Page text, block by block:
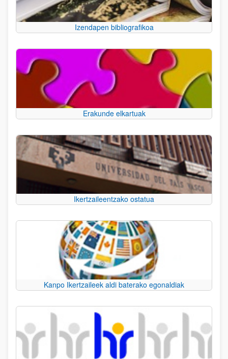
Izendapen bibliografikoa
Erakunde elkartuak
Ikertzaileentzako ostatua
Kanpo Ikertzaileek aldi baterako egonaldiak